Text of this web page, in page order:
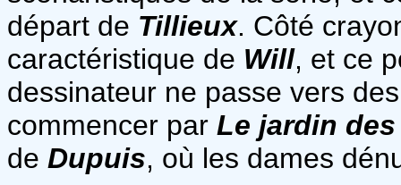
départ de Tillieux. Côté
caractéristique de Will, et ce
dessinateur ne passe vers
commencer par Le jardin
de Dupuis, où les dames